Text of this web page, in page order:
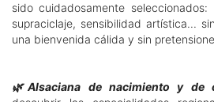
sido cuidadosamente
supraciclaje, sensibilidad artística...
una bienvenida cálida y sin
🌿Alsaciana de nacimiento y de